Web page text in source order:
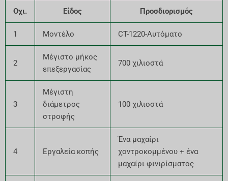
Οχι. Είδος Προσδιορισμός
1 Μοντέλο CT-1220-Αυτόματο
2
Μέγιστο μήκος
επεξεργασίας
700 χιλιοστά
3
Μέγιστη
διάμετρος
στροφής
100 χιλιοστά
4 Εργαλεία κοπής
Ένα μαχαίρι
χοντροκομμένου + ένα
μαχαίρι φινιρίσματος